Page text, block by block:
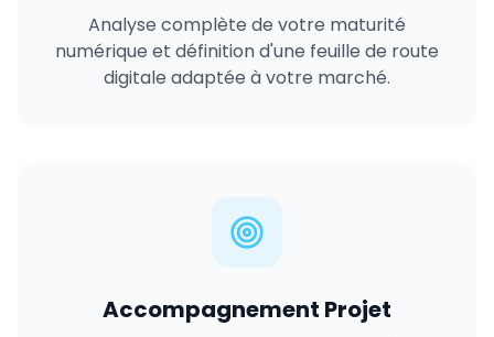
Analyse complète de votre maturité
numérique et définition d'une feuille de route
digitale adaptée à votre marché.
Accompagnement Projet